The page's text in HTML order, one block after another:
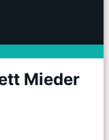
Mieder